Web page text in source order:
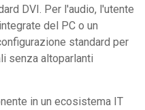
DVI. Per l'audio, l'utente
del PC o un
standard per
senza altoparlanti
in un ecosistema IT